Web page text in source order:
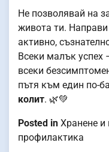
Не позволявай на
живота ти.
активно,
Всеки малък успех
всеки
пътя към един по-
колит. 🌿💚
Posted in Хранене и
профилактика